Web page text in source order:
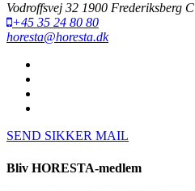
Vodroffsvej 32 1900 Frederiksberg C
+45 35 24 80 80
horesta@horesta.dk
SEND SIKKER MAIL
Bliv HORESTA-medlem